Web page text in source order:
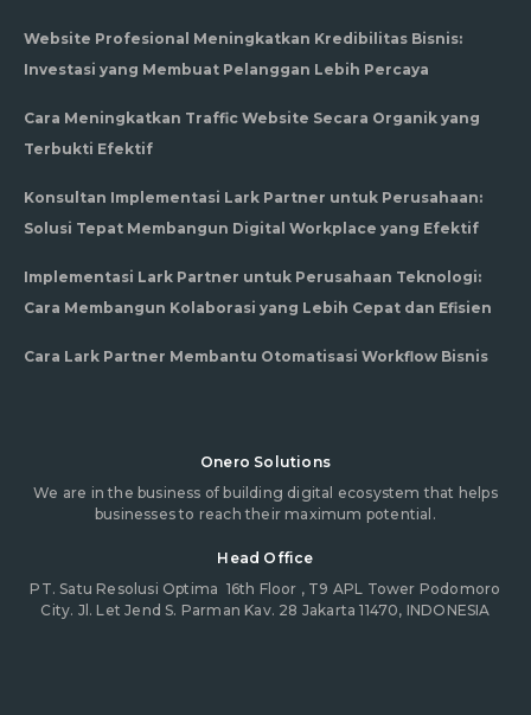
Website Profesional Meningkatkan Kredibilitas Bisnis:
Investasi yang Membuat Pelanggan Lebih Percaya
Cara Meningkatkan Traffic Website Secara Organik yang
Terbukti Efektif
Konsultan Implementasi Lark Partner untuk Perusahaan:
Solusi Tepat Membangun Digital Workplace yang Efektif
Implementasi Lark Partner untuk Perusahaan Teknologi:
Cara Membangun Kolaborasi yang Lebih Cepat dan Efisien
Cara Lark Partner Membantu Otomatisasi Workflow Bisnis
Onero Solutions
We are in the business of building digital ecosystem that helps
businesses to reach their maximum potential.
Head Office
PT. Satu Resolusi Optima 16th Floor , T9 APL Tower Podomoro
City. Jl. Let Jend S. Parman Kav. 28 Jakarta 11470, INDONESIA